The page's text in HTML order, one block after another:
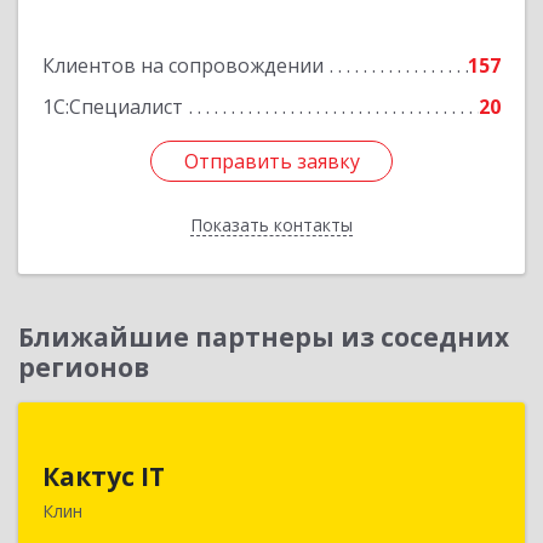
Клиентов на сопровождении
157
1С:Специалист
20
Отправить заявку
Показать контакты
Отправить заявку
Назад
Ближайшие партнеры из соседних
регионов
Кактус IT
Клин
141607, Московская обл, г.о.Клин, Клин г,